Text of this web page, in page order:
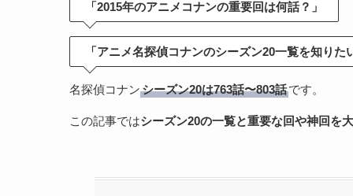
「2015年のアニメコナンの重要回は何話？」
「アニメ名探偵コナンのシーズン20一覧を知りた
名探偵コナンシーズン20は763話〜803話です。
この記事ではシーズン20の一覧と重要な回や神回を